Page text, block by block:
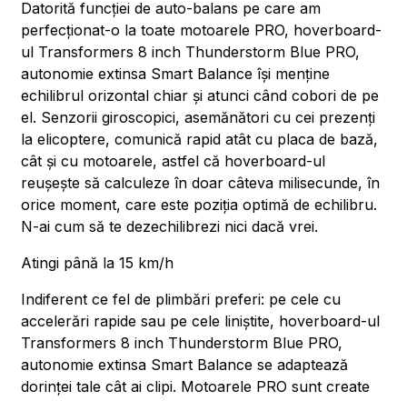
Datorită funcției de auto-balans pe care am
perfecționat-o la toate motoarele PRO, hoverboard-
ul Transformers 8 inch Thunderstorm Blue PRO,
autonomie extinsa Smart Balance își menține
echilibrul orizontal chiar și atunci când cobori de pe
el. Senzorii giroscopici, asemănători cu cei prezenți
la elicoptere, comunică rapid atât cu placa de bază,
cât și cu motoarele, astfel că hoverboard-ul
reușește să calculeze în doar câteva milisecunde, în
orice moment, care este poziția optimă de echilibru.
N-ai cum să te dezechilibrezi nici dacă vrei.
Atingi până la 15 km/h
Indiferent ce fel de plimbări preferi: pe cele cu
accelerări rapide sau pe cele liniștite, hoverboard-ul
Transformers 8 inch Thunderstorm Blue PRO,
autonomie extinsa Smart Balance se adaptează
dorinței tale cât ai clipi. Motoarele PRO sunt create